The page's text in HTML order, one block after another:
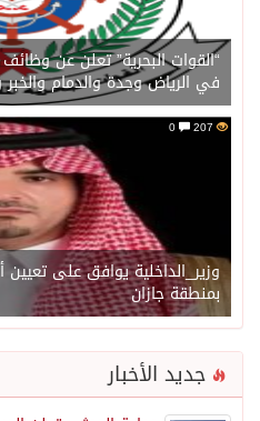
“القوات البحرية” تعلن عن
في الرياض وجدة والدمام والخبر
207
وزير_الداخلية يوافق على تعيين
بمنطقة جازان
جديد الأخبار